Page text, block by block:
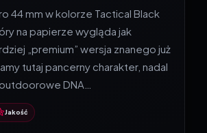
44 mm w kolorze Tactical Black
na papierze wygląda jak
„premium” wersja znanego już
tutaj pancerny charakter, nadal
DNA…
Jakość